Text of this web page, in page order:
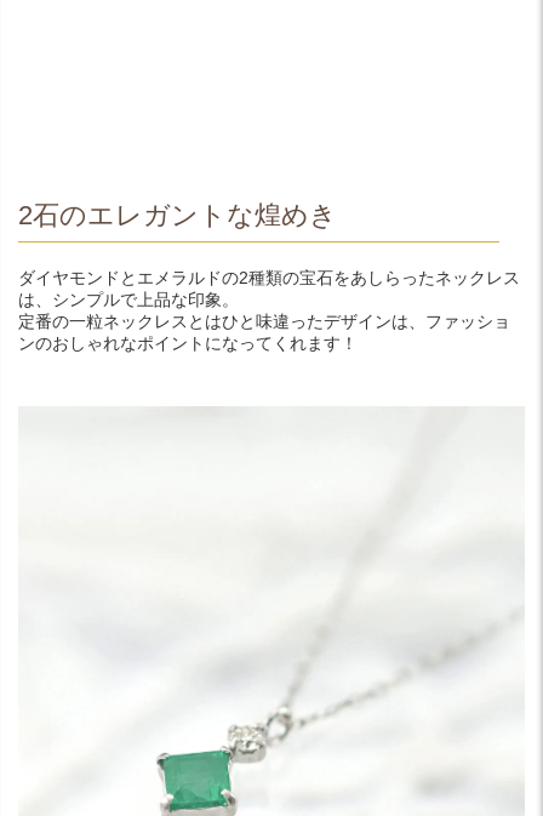
2石のエレガントな煌めき
ダイヤモンドとエメラルドの2種類の宝石をあしらったネックレス
は、シンプルで上品な印象。
定番の一粒ネックレスとはひと味違ったデザインは、ファッショ
ンのおしゃれなポイントになってくれます！